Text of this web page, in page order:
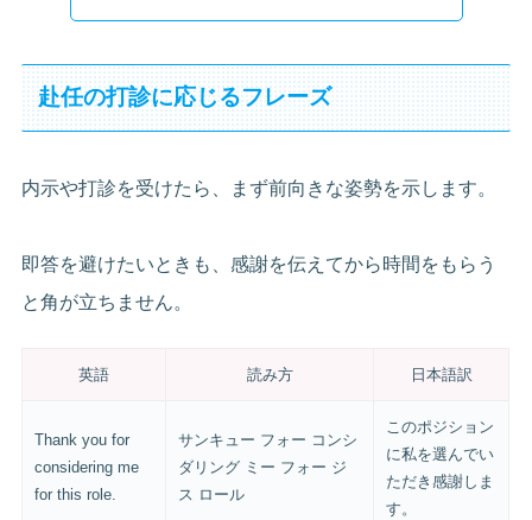
赴任の打診に応じるフレーズ
内示や打診を受けたら、まず前向きな姿勢を示します。
即答を避けたいときも、感謝を伝えてから時間をもらう
と角が立ちません。
英語 読み方 日本語訳
Thank you for
considering me
for this role.
サンキュー フォー コンシ
ダリング ミー フォー ジ
ス ロール
このポジション
に私を選んでい
ただき感謝しま
す。